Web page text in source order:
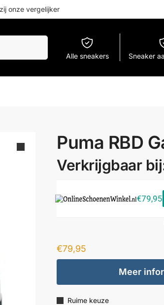
onze vergelijker
Alle sneakers Sneaker
Puma RBD
Verkrijgbaar
€79,95
€79,95
Meer
Ruime keuze